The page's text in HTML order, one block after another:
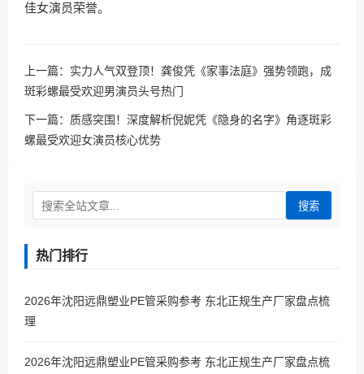
佳女演员荣誉。
上一篇： 实力人气双登顶！龚俊凭《家事法庭》强势领跑，成
斑彩螺最受欢迎男演员头号热门
下一篇： 质感突围！深度解析倪妮凭《隐身的名字》角逐斑彩
螺最受欢迎女演员核心优势
搜索
热门排行
2026年沈阳远鼎塑业PE管采购参考 东北正规生产厂家盘点梳
理
2026年沈阳远鼎塑业PE管采购参考 东北正规生产厂家盘点梳